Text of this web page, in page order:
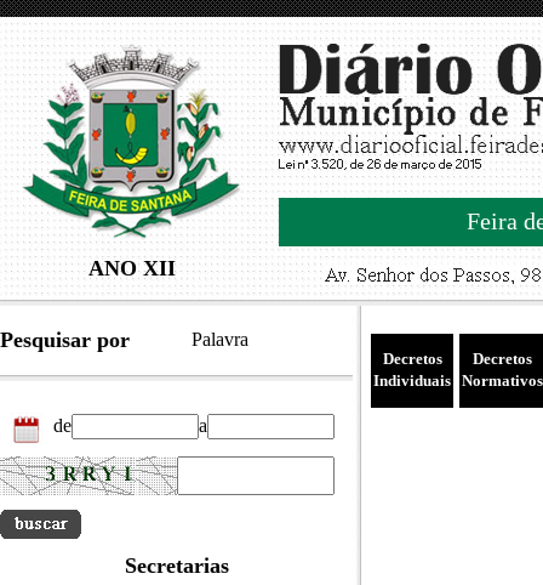
ANO XII
Feira
Pesquisar por Palavra
de a
Secretarias
Decretos
Individuais
Decretos
Normativos